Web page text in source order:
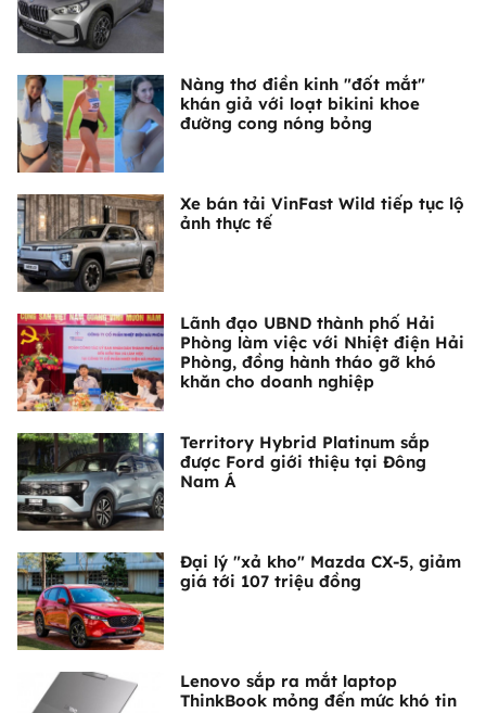
Nàng thơ điền kinh "đốt mắt"
khán giả với loạt bikini khoe
đường cong nóng bỏng
Xe bán tải VinFast Wild tiếp tục lộ
ảnh thực tế
Lãnh đạo UBND thành phố Hải
Phòng làm việc với Nhiệt điện Hải
Phòng, đồng hành tháo gỡ khó
khăn cho doanh nghiệp
Territory Hybrid Platinum sắp
được Ford giới thiệu tại Đông
Nam Á
Đại lý "xả kho" Mazda CX-5, giảm
giá tới 107 triệu đồng
Lenovo sắp ra mắt laptop
ThinkBook mỏng đến mức khó tin